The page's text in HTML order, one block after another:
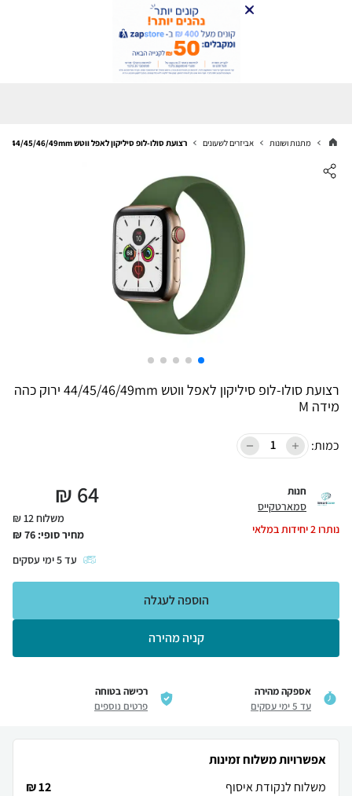
מתנות ושונות אביזרים לשעונים רצועת סולו-לופ סיליקון לאפל ווטש 44/45/46/49mm ירוק כהה מידה M
רצועת סולו-לופ סיליקון לאפל ווטש 44/45/46/49mm ירוק כהה
מידה M
כמות:
חנות
סמארטקייס
נותרו2יחידות במלאי
64
₪
משלוח 12 ₪
מחיר סופי: 76
₪
עד5ימי עסקים
קניה מהירה
הוספה לעגלה
אספקה מהירה
עד 5 ימי עסקים
רכישה בטוחה
פרטים נוספים
אפשרויות משלוח זמינות
משלוח לנקודת איסוף
12 ₪